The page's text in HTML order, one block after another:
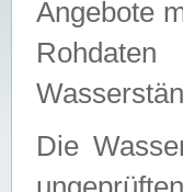
Angebote
Die